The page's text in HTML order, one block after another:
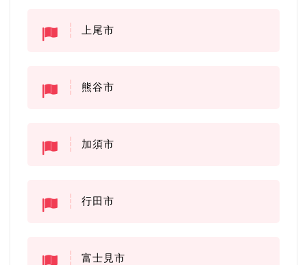
上尾市
熊谷市
加須市
行田市
富士見市